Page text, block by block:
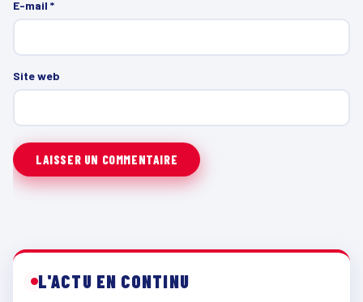
E-mail *
Site web
L'ACTU EN CONTINU